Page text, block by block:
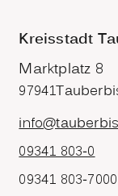
Kreisstadt
Marktplatz 8
97941
09341 803-0
09341 803-7000